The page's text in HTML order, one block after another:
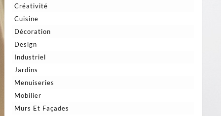
Créativité
Cuisine
Décoration
Design
Industriel
Jardins
Menuiseries
Mobilier
Murs Et Façades